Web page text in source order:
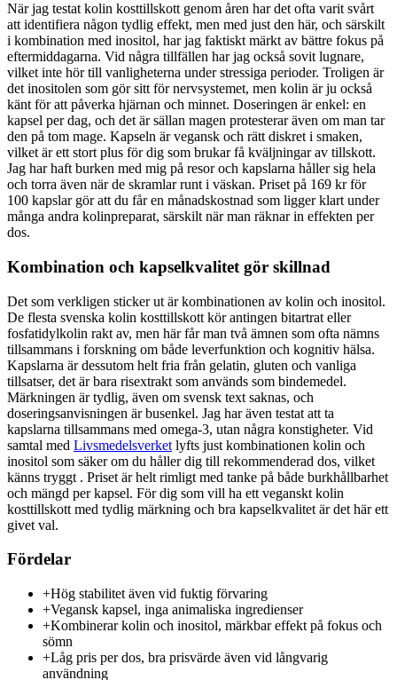
När jag testat kolin kosttillskott genom åren har det ofta varit svårt
att identifiera någon tydlig effekt, men med just den här, och särskilt
i kombination med inositol, har jag faktiskt märkt av bättre fokus på
eftermiddagarna. Vid några tillfällen har jag också sovit lugnare,
vilket inte hör till vanligheterna under stressiga perioder. Troligen är
det inositolen som gör sitt för nervsystemet, men kolin är ju också
känt för att påverka hjärnan och minnet. Doseringen är enkel: en
kapsel per dag, och det är sällan magen protesterar även om man tar
den på tom mage. Kapseln är vegansk och rätt diskret i smaken,
vilket är ett stort plus för dig som brukar få kväljningar av tillskott.
Jag har haft burken med mig på resor och kapslarna håller sig hela
och torra även när de skramlar runt i väskan. Priset på 169 kr för
100 kapslar gör att du får en månadskostnad som ligger klart under
många andra kolinpreparat, särskilt när man räknar in effekten per
dos.
Kombination och kapselkvalitet gör skillnad
Det som verkligen sticker ut är kombinationen av kolin och inositol.
De flesta svenska kolin kosttillskott kör antingen bitartrat eller
fosfatidylkolin rakt av, men här får man två ämnen som ofta nämns
tillsammans i forskning om både leverfunktion och kognitiv hälsa.
Kapslarna är dessutom helt fria från gelatin, gluten och vanliga
tillsatser, det är bara risextrakt som används som bindemedel.
Märkningen är tydlig, även om svensk text saknas, och
doseringsanvisningen är busenkel. Jag har även testat att ta
kapslarna tillsammans med omega-3, utan några konstigheter. Vid
samtal med Livsmedelsverket lyfts just kombinationen kolin och
inositol som säker om du håller dig till rekommenderad dos, vilket
känns tryggt . Priset är helt rimligt med tanke på både burkhållbarhet
och mängd per kapsel. För dig som vill ha ett veganskt kolin
kosttillskott med tydlig märkning och bra kapselkvalitet är det här ett
givet val.
Fördelar
+Hög stabilitet även vid fuktig förvaring
+Vegansk kapsel, inga animaliska ingredienser
+Kombinerar kolin och inositol, märkbar effekt på fokus och
sömn
+Låg pris per dos, bra prisvärde även vid långvarig
användning